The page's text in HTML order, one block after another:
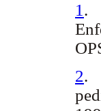
1 .
2.